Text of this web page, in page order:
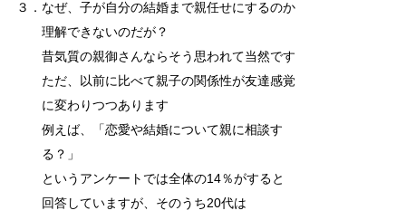
３．なぜ、子が自分の結婚まで親任せにするのか
理解できないのだが？
昔気質の親御さんならそう思われて当然です
ただ、以前に比べて親子の関係性が友達感覚
に変わりつつあります
例えば、「恋愛や結婚について親に相談す
る？」
というアンケートでは全体の14％がすると
回答していますが、そのうち20代は